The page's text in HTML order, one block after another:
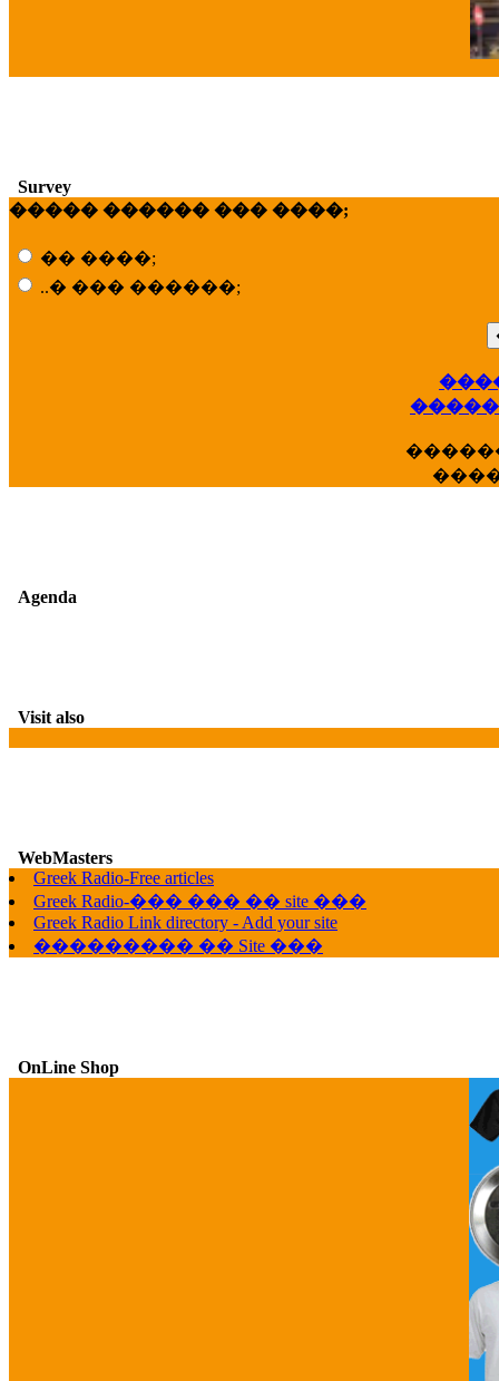
Survey
����� ������ ��� ����;
�� ����;
..� ��� ������;
Agenda
Visit also
WebMasters
Greek Radio-Free articles
Greek Radio-��� ��� �� site ���
Greek Radio Link directory - Add your site
��������� �� Site ���
OnLine Shop